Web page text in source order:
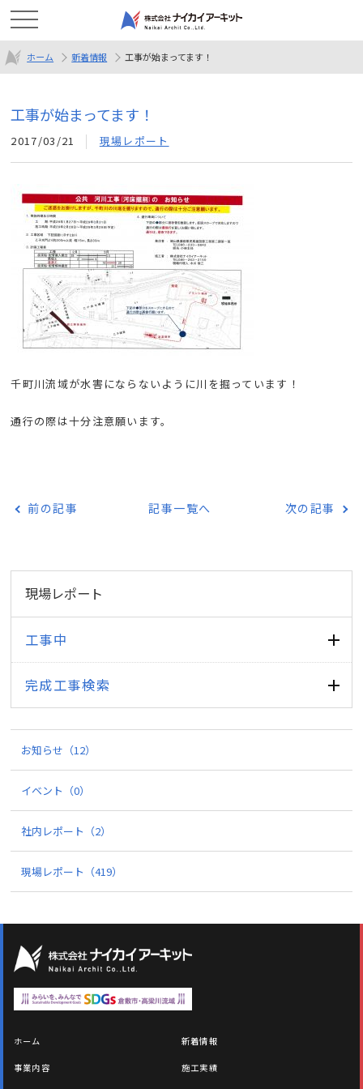
ホーム 新着情報 工事が始まってます！
工事が始まってます！
2017/03/21 現場レポート
千町川流域が水害にならないように川を掘っています！
通行の際は十分注意願います。
前の記事 記事一覧へ 次の記事
現場レポート
工事中
完成工事検索
お知らせ （12）
イベント （0）
社内レポート （2）
現場レポート （419）
ホーム 新着情報
事業内容 施工実績